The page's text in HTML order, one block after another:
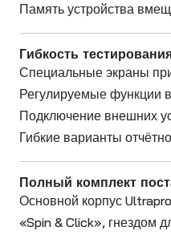
Память устройства
Гибкость
Специальные экраны
Регулируемые функции
Подключение внешних
Гибкие варианты
Полный комплект
Основной корпус
«Spin & Click», гнездом